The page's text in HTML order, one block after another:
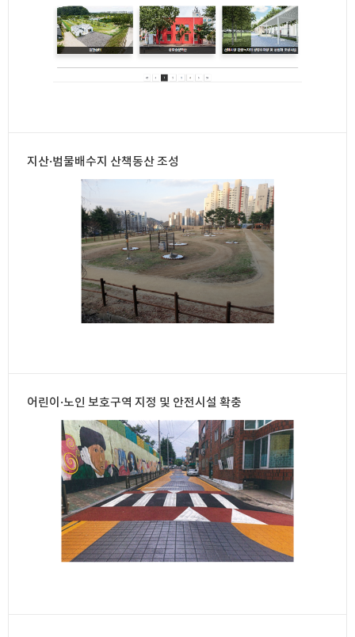
지산·범물배수지 산책동산 조성
어린이·노인 보호구역 지정 및 안전시설 확충